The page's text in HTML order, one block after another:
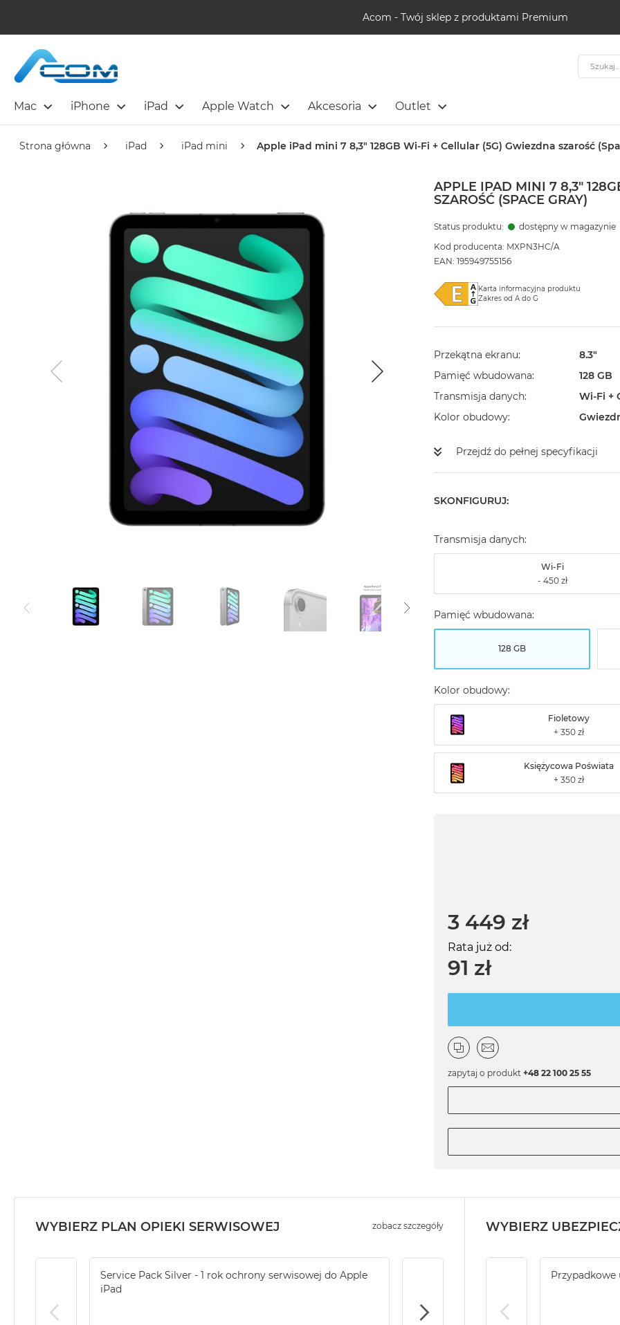
Acom - Twój sklep z produktami Premium
Mac iPhone iPad Apple Watch Akcesoria Outlet
Szukaj
Strona główna iPad iPad mini Apple iPad mini 7 8,3" 128GB Wi-Fi + Cellular (5G) Gwiezdna szarość
APPLE IPAD MINI 7 8,3"
SZAROŚĆ (SPACE GRAY)
Status produktu:
dostępny w magazynie
Kod producenta: MXPN3HC/A
EAN: 195949755156
Karta informacyjna produktu
Zakres od A do G
Przekątna ekranu
8.3"
Pamięć wbudowana
128 GB
Transmisja danych
Wi-Fi +
Kolor obudowy
Przejdź do pełnej specyfikacji
SKONFIGURUJ:
Transmisja danych:
Wi-Fi
Pamięć wbudowana:
128 GB
Kolor obudowy:
Fioletowy
Księżycowa Poświata
3 449 zł
Rata już od:
91 zł
zapytaj o produkt +48 22 100 25 55
WYBIERZ PLAN OPIEKI SERWISOWEJ
Service Pack Silver - 1 rok ochrony serwisowej do Apple
iPad
Service Pack Gold - 2 lata ochrony
zobacz szczegóły WYBIERZ
Przypadkowe